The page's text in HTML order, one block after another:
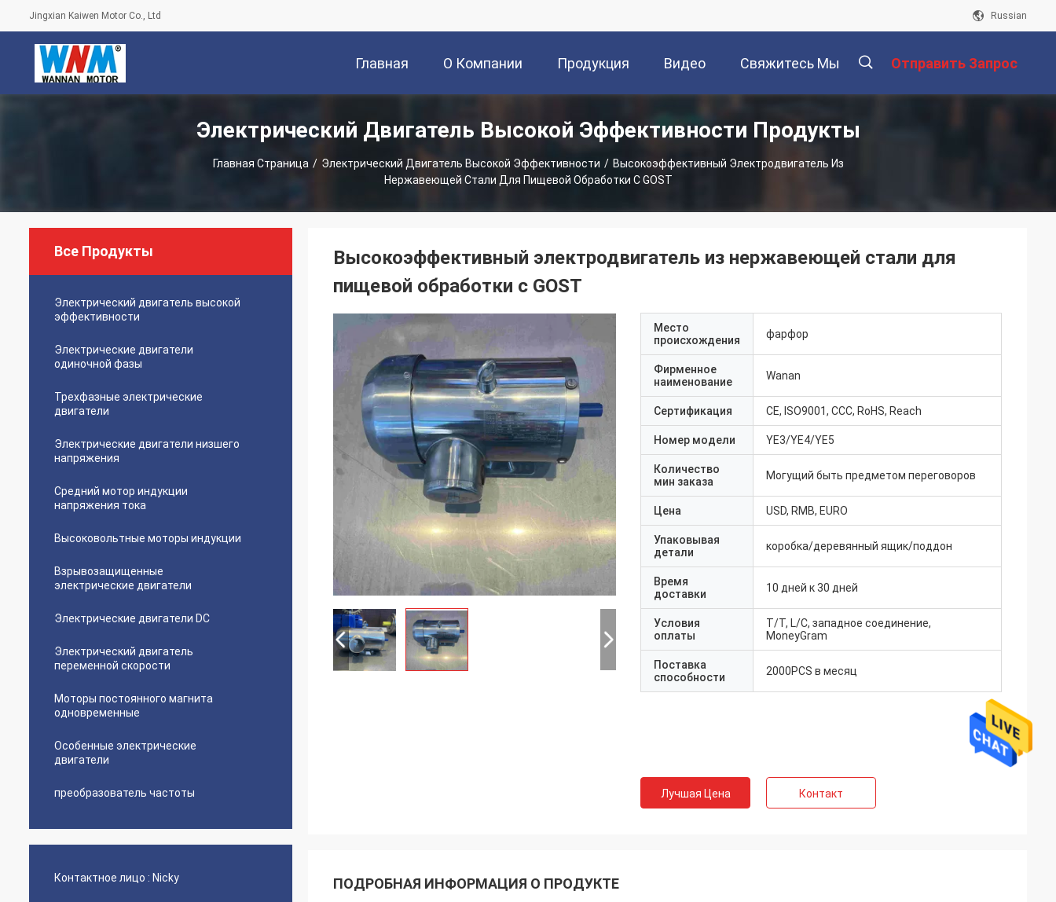
Jingxian Kaiwen Motor Co., Ltd Russian
Главная
Страница
О Компании Продукция Видео Свяжитесь Мы
描
Отправить Запрос
Электрический Двигатель Высокой Эффективности Продукты
Главная Страница / Электрический Двигатель Высокой Эффективности / Высокоэффективный Электродвигатель Из
Нержавеющей Стали Для Пищевой Обработки С GOST
Все Продукты
Электрический двигатель высокой
эффективности
Электрические двигатели
одиночной фазы
Трехфазные электрические
двигатели
Электрические двигатели низшего
напряжения
Средний мотор индукции
напряжения тока
Высоковольтные моторы индукции
Взрывозащищенные
электрические двигатели
Электрические двигатели DC
Электрический двигатель
переменной скорости
Моторы постоянного магнита
одновременные
Особенные электрические
двигатели
преобразователь частоты
Контактное лицо : Nicky
Высокоэффективный электродвигатель из нержавеющей стали для
пищевой обработки с GOST
Место
происхождения
фарфор
Фирменное
наименование
Wanan
Сертификация CE, ISO9001, CCC, RoHS, Reach
Номер модели YE3/YE4/YE5
Количество
мин заказа
Могущий быть предметом переговоров
Цена USD, RMB, EURO
Упаковывая
детали
коробка/деревянный ящик/поддон
Время
доставки
10 дней к 30 дней
Условия
оплаты
T/T, L/C, западное соединение,
MoneyGram
Поставка
способности
2000PCS в месяц
Лучшая Цена Контакт
ПОДРОБНАЯ ИНФОРМАЦИЯ О ПРОДУКТЕ